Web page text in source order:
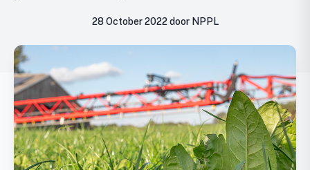
28 October 2022 door NPPL